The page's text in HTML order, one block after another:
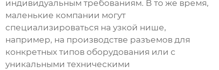
индивидуальным требованиям. В то же время,
маленькие компании могут
специализироваться на узкой нише,
например, на производстве разъемов для
конкретных типов оборудования или с
уникальными техническими